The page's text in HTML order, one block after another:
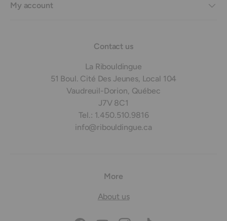
My account
Contact us
La Ribouldingue
51 Boul. Cité Des Jeunes, Local 104
Vaudreuil-Dorion, Québec
J7V 8C1
Tel.: 1.450.510.9816
info@ribouldingue.ca
More
About us